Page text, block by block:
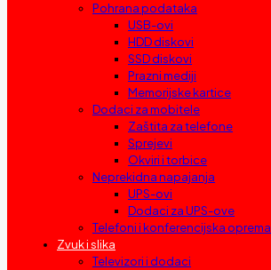
Pohrana podataka
USB-ovi
HDD diskovi
SSD diskovi
Prazni mediji
Memorijske kartice
Dodaci za mobitele
Zaštita za telefone
Sprejevi
Okviri i torbice
Neprekidna napajanja
UPS-ovi
Dodaci za UPS-ove
Telefoni i konferencijska oprema
Zvuk i slika
Televizori i dodaci